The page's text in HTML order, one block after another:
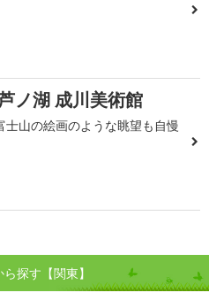
ノ湖 成川美術館
士山の絵画のような眺望も自慢
探す【関東】